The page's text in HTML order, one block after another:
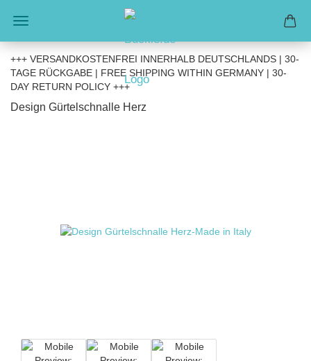
+++ VERSANDKOSTENFREI INNERHALB DEUTSCHLANDS | 30-
TAGE RÜCKGABE | FREE SHIPPING WITHIN GERMANY | 30-
DAY RETURN POLICY +++
Design Gürtelschnalle Herz